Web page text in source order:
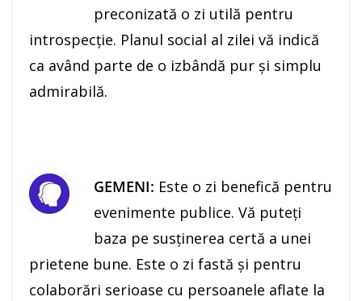
preconizată o zi utilă pentru
introspecţie. Planul social al zilei vă indică
ca având parte de o izbândă pur şi simplu
admirabilă.
GEMENI: Este o zi benefică pentru
evenimente publice. Vă puteţi
baza pe susţinerea certă a unei
prietene bune. Este o zi fastă şi pentru
colaborări serioase cu persoanele aflate la